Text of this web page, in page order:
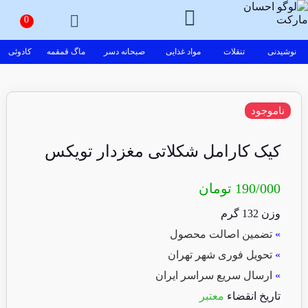
نوشیدنی تنقلات مواد غذایی صبحانه دسر ماگ قمقمه کادوئی
کیک کارامل شکلاتی مغزدار تویکس
190/000 تومان
وزن 132 گرم
» تضمین اصالت محصول
» تحویل فوری شهر تهران
» ارسال سریع سراسر ایران
تاریخ انقضاء معتبر
ناموجود